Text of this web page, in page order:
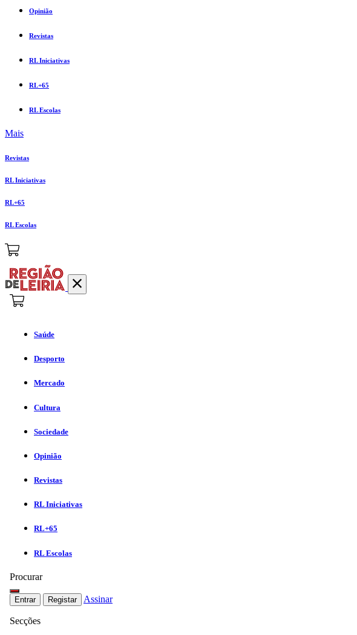
Opinião
Revistas
RL Iniciativas
RL+65
RL Escolas
Mais
Revistas
RL Iniciativas
RL+65
RL Escolas
Saúde
Desporto
Mercado
Cultura
Sociedade
Opinião
Revistas
RL Iniciativas
RL+65
RL Escolas
Procurar
Entrar Registar Assinar
Secções